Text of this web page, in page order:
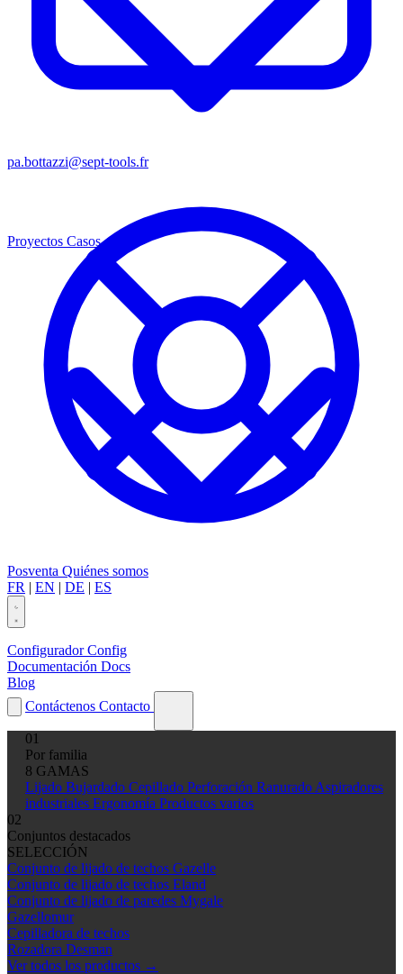
pa.bottazzi@sept-tools.fr
Posventa Quiénes somos
FR | EN | DE | ES
Proyectos Casos
Configurador Config
Documentación Docs
Blog
Contáctenos Contacto
01
Por familia
8 GAMAS
Lijado Bujardado Cepillado Perforación Ranurado Aspiradores
industriales Ergonomía Productos varios
02
Conjuntos destacados
SELECCIÓN
Conjunto de lijado de techos Gazelle
Conjunto de lijado de techos Eland
Conjunto de lijado de paredes Mygale
Gazellomur
Cepilladora de techos
Rozadora Desman
Ver todos los productos →